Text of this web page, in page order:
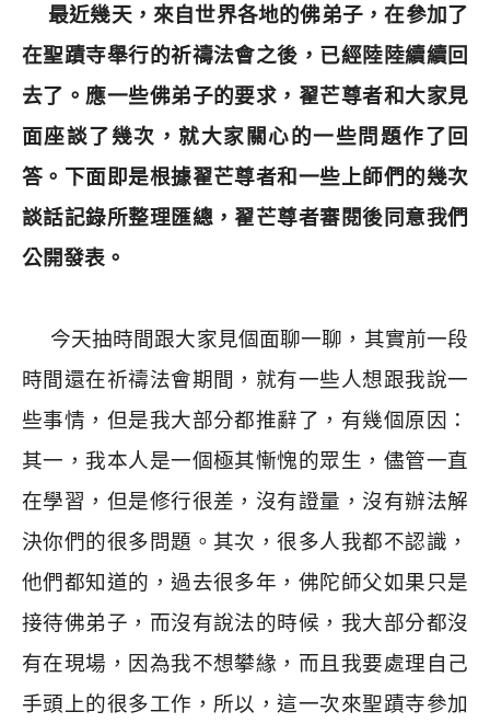
最近幾天，來自世界各地的佛弟子，在參加了
在聖蹟寺舉行的祈禱法會之後，已經陸陸續續回
去了。應一些佛弟子的要求，翟芒尊者和大家見
面座談了幾次，就大家關心的一些問題作了回
答。下面即是根據翟芒尊者和一些上師們的幾次
談話記錄所整理匯總，翟芒尊者審閱後同意我們
公開發表。
今天抽時間跟大家見個面聊一聊，其實前一段
時間還在祈禱法會期間，就有一些人想跟我說一
些事情，但是我大部分都推辭了，有幾個原因：
其一，我本人是一個極其慚愧的眾生，儘管一直
在學習，但是修行很差，沒有證量，沒有辦法解
決你們的很多問題。其次，很多人我都不認識，
他們都知道的，過去很多年，佛陀師父如果只是
接待佛弟子，而沒有說法的時候，我大部分都沒
有在現場，因為我不想攀緣，而且我要處理自己
手頭上的很多工作，所以，這一次來聖蹟寺參加